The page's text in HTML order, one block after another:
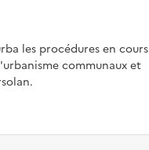
les procédures en cours
communaux et